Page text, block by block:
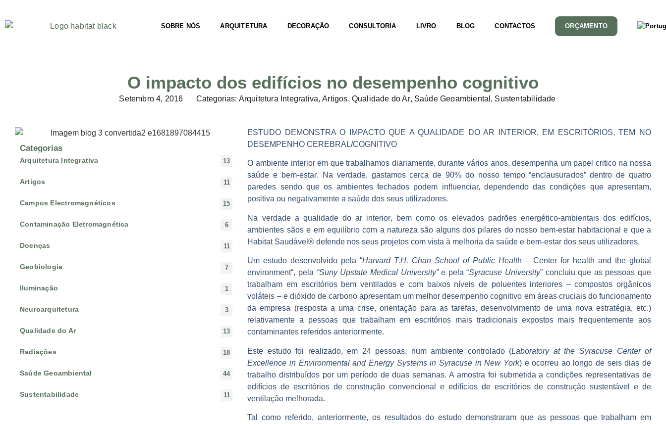
SOBRE NÓS ARQUITETURA DECORAÇÃO CONSULTORIA LIVRO BLOG CONTACTOS ORÇAMENTO
O impacto dos edifícios no desempenho cognitivo
Setembro 4, 2016 Categorias: Arquitetura Integrativa,Artigos, Qualidade do Ar, Saúde Geoambiental , Sustentabilidade
Categorias
Arquitetura Integrativa 13
Artigos 11
Campos Electromagnéticos 15
Contaminação Eletromagnética 6
Doenças 11
Geobiologia 7
Iluminação 1
Neuroarquitetura 3
Qualidade do Ar 13
Radiações 18
Saúde Geoambiental 44
Sustentabilidade 11
ESTUDO DEMONSTRA O IMPACTO QUE A QUALIDADE DO AR INTERIOR, EM ESCRITÓRIOS, TEM NO
DESEMPENHO CEREBRAL/COGNITIVO
Oambiente interior em que trabalhamos diariamente, durante vários anos,desempenha um papel critico na nossa
saúde e bem-estar. Na verdade, gastamos cerca de 90% do nosso tempo “enclausurados” dentro de quatro
paredes sendo que os ambientes fechados podem influenciar, dependendo das condições que apresentam,
positiva ou negativamente a saúde dos seus utilizadores.
Na verdade a qualidade do ar interior, bem como os elevados padrões energético-ambientais dos edifícios,
ambientes sãos e em equilíbrio com a natureza são algunsdos pilares do nosso bem-estar habitacionale que a
Habitat Saudável® defende nos seus projetos com vista à melhoria da saúde e bem-estar dos seus utilizadores.
Um estudo desenvolvido pela “Harvard T.H. Chan School of Public Health – Center for health and the global
environment“, pela “Suny Upstate Medical University”e pela “Syracuse University” concluiu que as pessoas que
trabalham em escritórios bem ventilados e com baixos níveis de poluentes interiores – compostos orgânicos
voláteis – e dióxido de carbono apresentam um melhor desempenho cognitivo em áreas cruciais do funcionamento
da empresa (resposta a uma crise, orientação para as tarefas, desenvolvimento de uma nova estratégia, etc.)
relativamente a pessoas que trabalham em escritórios mais tradicionais expostos mais frequentemente aos
contaminantes referidos anteriormente.
Este estudo foi realizado, em 24 pessoas, num ambiente controlado (Laboratory at the Syracuse Center of
Excellence in Environmental and Energy Systems in Syracuse in New York) e ocorreu ao longo de seis dias de
trabalho distribuídos por um período de duas semanas. A amostra foi submetida a condições representativas de
edifícios de escritórios de construção convencional e edifícios de escritórios de construção sustentável e de
ventilação melhorada.
Tal como referido, anteriormente, os resultados do estudo demonstraram que as pessoas quetrabalham em